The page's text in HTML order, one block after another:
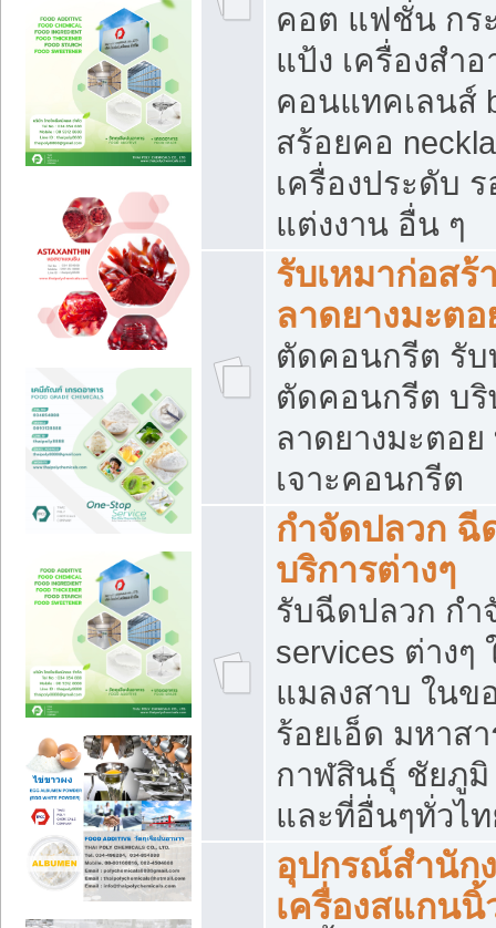
คอต แฟชั่น กระ
แป้ง เครื่องสำ
คอนแทคเลนส์
สร้อยคอ
เครื่องประดับ ร
แต่งงาน อื่น ๆ
รับเหมาก่อส
ลาดยางมะต
ตัดคอนกรีต รับ
ตัดคอนกรีต บริ
ลาดยางมะตอ
เจาะคอนกรีต
กำจัดปลวก ฉี
บริการต่างๆ
รับฉีดปลวก กำ
services ต่าง
แมลงสาบ ใน
ร้อยเอ็ด มหาส
กาฬสินธุ์ ชัยภู
และที่อื่นๆทั่วไ
อุปกรณ์สำนัก
เครื่องสแกนนิ้